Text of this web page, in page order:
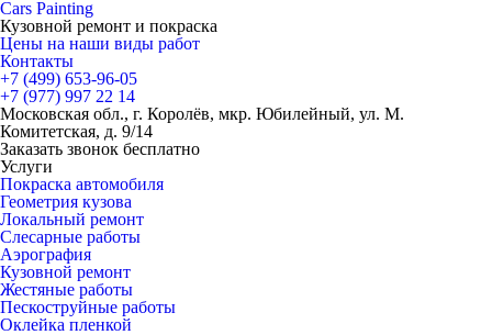
Cars Painting
Кузовной ремонт и покраска
Цены на наши виды работ
Контакты
+7 (499) 653-96-05
+7 (977) 997 22 14
Московская обл., г. Королёв, мкр. Юбилейный, ул. М.
Комитетская, д. 9/14
Заказать звонок бесплатно
Услуги
Покраска автомобиля
Геометрия кузова
Локальный ремонт
Слесарные работы
Аэрография
Кузовной ремонт
Жестяные работы
Пескоструйные работы
Оклейка пленкой